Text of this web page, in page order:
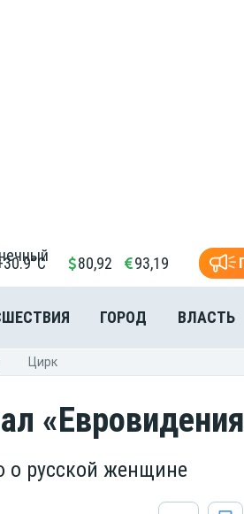
80,92 93,19
ГОРОД ВЛАСТЬ
Цирк
о русской женщине